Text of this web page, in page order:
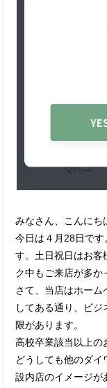
みなさん、こんにち
今日は４月28日で
す。土日祝日はお客
ク中もご来店が多か
さて、当店はホー
してある通り、ビ
限があります。
高校卒業該当以上の
どうしても他のダ
設内店のイメージが